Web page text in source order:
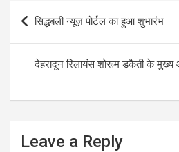
Post
navigation
सिद्धबली न्यूज़ पोर्टल का हुआ शुभारंभ
देहरादून रिलायंस शोरूम डकैती के मुख्य
Leave a Reply